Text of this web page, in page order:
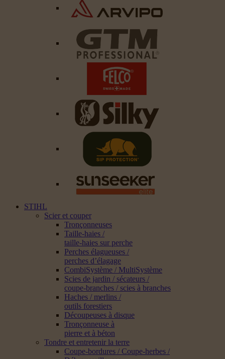
STIHL
Scier et couper
Tronçonneuses
Taille-haies /
taille-haies sur perche
Perches élagueuses /
perches d’élagage
CombiSystème / MultiSystème
Scies de jardin / sécateurs /
coupe-branches / scies à branches
Haches / merlins /
outils forestiers
Découpeuses à disque
Tronçonneuse à
pierre et à béton
Tondre et entretenir la terre
Coupe-bordures / Coupe-herbes /